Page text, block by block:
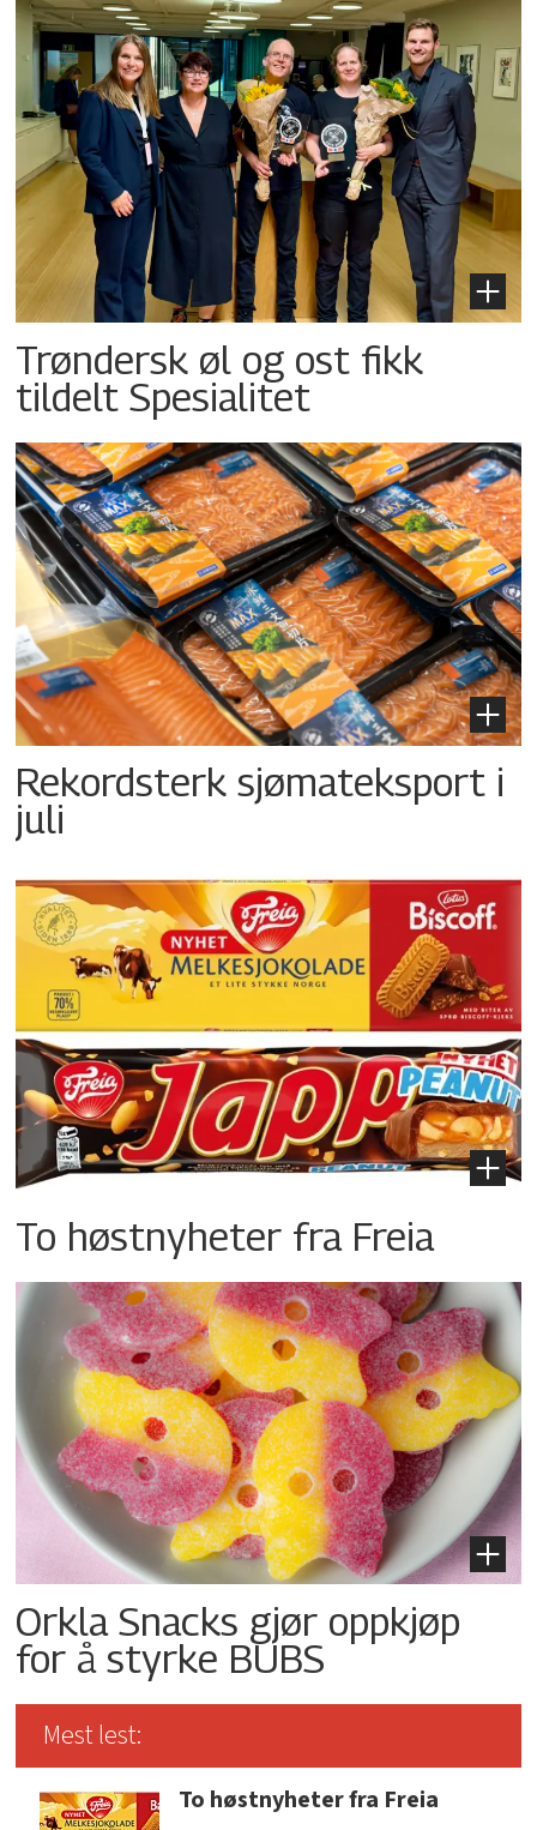
Trøndersk øl og ost fikk
tildelt Spesialitet
Rekordsterk sjømateksport i
juli
To høstnyheter fra Freia
Orkla Snacks gjør oppkjøp
for å styrke BUBS
Mest lest:
To høstnyheter fra Freia